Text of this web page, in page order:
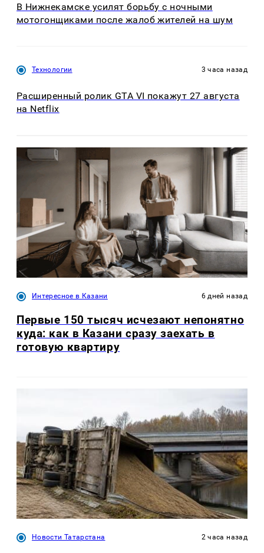
В Нижнекамске усилят борьбу с ночными
мотогонщиками после жалоб жителей на шум
Технологии 3 часа назад
Расширенный ролик GTA VI покажут 27 августа
на Netflix
Интересное в Казани 6 дней назад
Первые 150 тысяч исчезают непонятно
куда: как в Казани сразу заехать в
готовую квартиру
Новости Татарстана 2 часа назад